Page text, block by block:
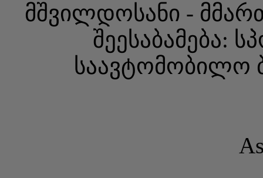
მშვილდოსანი -
შეესაბამება:
საავტომობილო